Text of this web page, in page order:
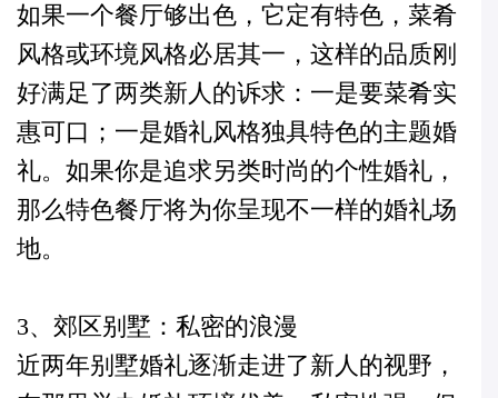
如果一个餐厅够出色，它定有特色，菜肴
风格或环境风格必居其一，这样的品质刚
好满足了两类新人的诉求：一是要菜肴实
惠可口；一是婚礼风格独具特色的主题婚
礼。如果你是追求另类时尚的个性婚礼，
那么特色餐厅将为你呈现不一样的婚礼场
地。
3、郊区别墅：私密的浪漫
近两年别墅婚礼逐渐走进了新人的视野，